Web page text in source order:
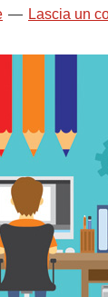
Lascia un